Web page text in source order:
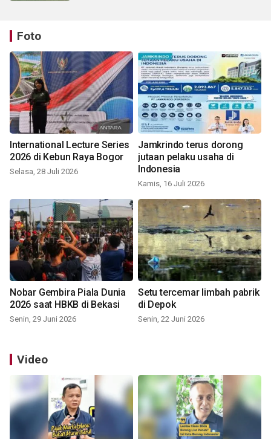
Foto
International Lecture Series
2026 di Kebun Raya Bogor
Selasa, 28 Juli 2026
Jamkrindo terus dorong
jutaan pelaku usaha di
Indonesia
Kamis, 16 Juli 2026
Nobar Gembira Piala Dunia
2026 saat HBKB di Bekasi
Senin, 29 Juni 2026
Setu tercemar limbah pabrik
di Depok
Senin, 22 Juni 2026
Video